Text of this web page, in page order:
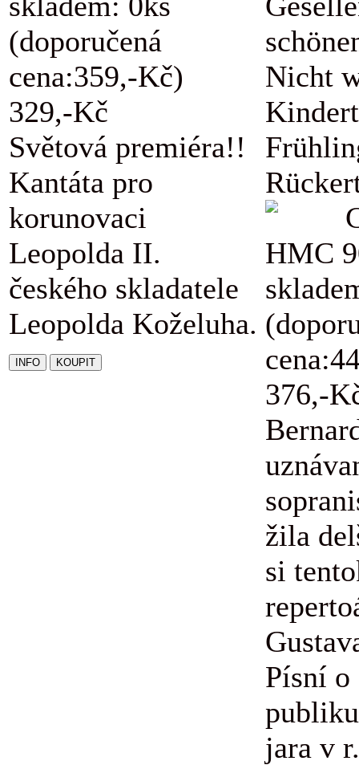
(doporučená
cena:359,-Kč)
329,-Kč
Světová premiéra!!
Kantáta pro
korunovaci
Leopolda II.
českého skladatele
Leopolda Koželuha.
Nicht
HMC
376,-
žila
si
Písní
jara v